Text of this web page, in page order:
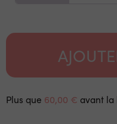
Plus que 60,00 € avant